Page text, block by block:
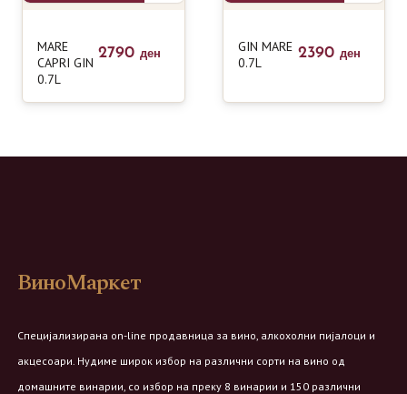
MARE
CAPRI GIN
0.7L
2790 ден
GIN MARE
0.7L
2390 ден
ВиноМаркет
Специјализирана on-line продавница за вино, алкохолни пијалоци и
акцесоари. Нудиме широк избор на различни сорти на вино од
домашните винарии, со избор на преку 8 винарии и 150 различни